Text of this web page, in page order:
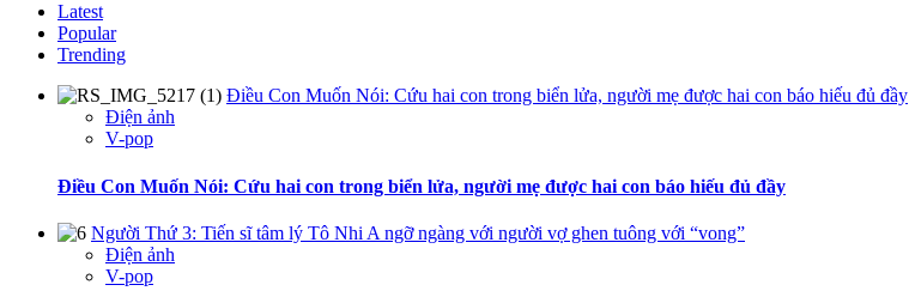
Latest
Popular
Trending
Điều Con Muốn Nói: Cứu hai con trong biển lửa, người mẹ được hai con báo hiếu đủ đầy
Điện ảnh
V-pop
Điều Con Muốn Nói: Cứu hai con trong biển lửa, người mẹ được hai con báo hiếu đủ đầy
Người Thứ 3: Tiến sĩ tâm lý Tô Nhi A ngỡ ngàng với người vợ ghen tuông với “vong”
Điện ảnh
V-pop